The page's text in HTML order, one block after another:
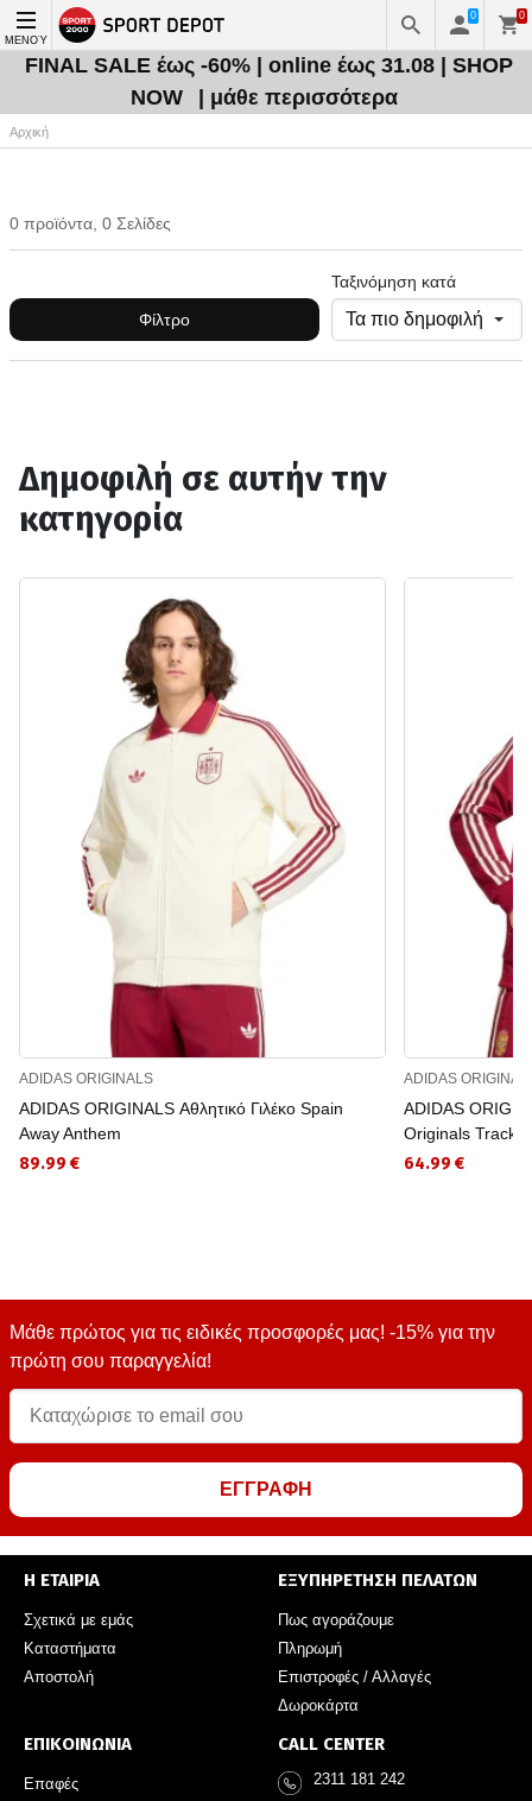
ΜΕΝΟΎ
0 0
FINAL SALE έως -60% | online έως 31.08 | SHOP
NOW
| μάθε περισσότερα
Αρχική
0 προϊόντα, 0 Σελίδες
Φίλτρο
Ταξινόμηση κατά
Δημοφιλή σε αυτήν την
κατηγορία
ADIDAS ORIGINALS
ADIDAS ORIGINALS Αθλητικό Γιλέκο Spain
Away Anthem
89.99 €
ADIDAS
ADIDAS
Originals Track
64.99 €
Μάθε πρώτος για τις ειδικές προσφορές μας! -15% για την
πρώτη σου παραγγελία!
ΕΓΓΡΑΦΗ
Η ΕΤΑΙΡΙΑ
Σχετικά με εμάς
Καταστήματα
Αποστολή
ΕΞΥΠΗΡΕΤΗΣΗ ΠΕΛΑΤΩΝ
Πως αγοράζουμε
Πληρωμή
Επιστροφές / Αλλαγές
Δωροκάρτα
ΕΠΙΚΟΙΝΩΝΙΑ
Επαφές
CALL CENTER
2311 181 242